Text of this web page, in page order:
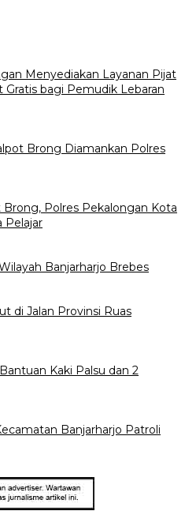
Menyediakan Layanan Pijat
bagi Pemudik Lebaran
Brong Diamankan Polres
Polres Pekalongan Kota
Pelajar
Banjarharjo Brebes
di Jalan Provinsi Ruas
Kaki Palsu dan 2
Banjarharjo Patroli